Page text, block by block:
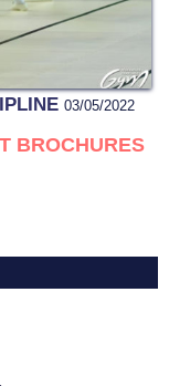
03/05/2022
BROCHURES